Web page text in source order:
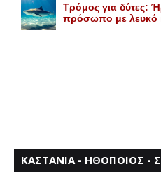
Τρόμος για δύτες:
πρόσωπο με λευκό
ΚΑΣΤΑΝΙΑ - ΗΘΟΠΟΙΟΣ -